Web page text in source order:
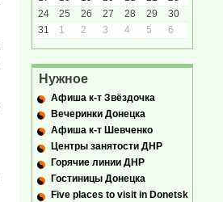
24
25 26 27 28 29
30
31
1 2 3 4 5 6
Нужное
Афиша к-т Звёздочка
Вечеринки Донецка
Афиша к-т Шевченко
Центры занятости ДНР
Горячие линии ДНР
Гостиницы Донецка
Five places to visit in Donetsk